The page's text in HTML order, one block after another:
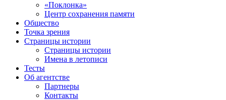
«Поклонка»
Центр сохранения памяти
Общество
Точка зрения
Страницы истории
Страницы истории
Имена в летописи
Тесты
Об агентстве
Партнеры
Контакты